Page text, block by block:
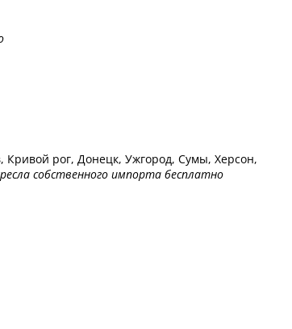
рог, Донецк, Ужгород, Сумы, Херсон,
собственного импорта бесплатно